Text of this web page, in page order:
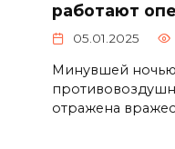
работают
05.01.2025
Минувшей
отражена